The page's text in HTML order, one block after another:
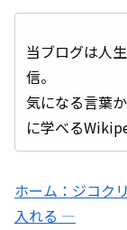
当ブログは人
信。
気になる言葉
に学べる
ホーム：ジコク
入れる ―